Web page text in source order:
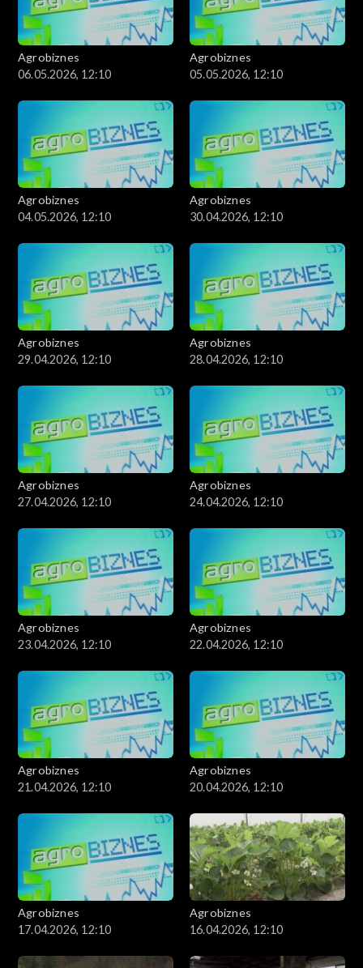
Agrobiznes
06.05.2026, 12:10
Agrobiznes
05.05.2026, 12:10
Agrobiznes
04.05.2026, 12:10
Agrobiznes
30.04.2026, 12:10
Agrobiznes
29.04.2026, 12:10
Agrobiznes
28.04.2026, 12:10
Agrobiznes
27.04.2026, 12:10
Agrobiznes
24.04.2026, 12:10
Agrobiznes
23.04.2026, 12:10
Agrobiznes
22.04.2026, 12:10
Agrobiznes
21.04.2026, 12:10
Agrobiznes
20.04.2026, 12:10
Agrobiznes
17.04.2026, 12:10
Agrobiznes
16.04.2026, 12:10